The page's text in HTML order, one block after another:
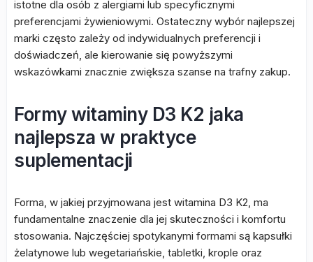
istotne dla osób z alergiami lub specyficznymi
preferencjami żywieniowymi. Ostateczny wybór najlepszej
marki często zależy od indywidualnych preferencji i
doświadczeń, ale kierowanie się powyższymi
wskazówkami znacznie zwiększa szanse na trafny zakup.
Formy witaminy D3 K2 jaka
najlepsza w praktyce
suplementacji
Forma, w jakiej przyjmowana jest witamina D3 K2, ma
fundamentalne znaczenie dla jej skuteczności i komfortu
stosowania. Najczęściej spotykanymi formami są kapsułki
żelatynowe lub wegetariańskie, tabletki, krople oraz